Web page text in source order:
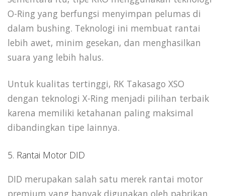
O-Ring yang berfungsi menyimpan pelumas di
dalam bushing. Teknologi ini membuat rantai
lebih awet, minim gesekan, dan menghasilkan
suara yang lebih halus.
Untuk kualitas tertinggi, RK Takasago XSO
dengan teknologi X-Ring menjadi pilihan terbaik
karena memiliki ketahanan paling maksimal
dibandingkan tipe lainnya.
5. Rantai Motor DID
DID merupakan salah satu merek rantai motor
premium yang banyak digunakan oleh pabrikan